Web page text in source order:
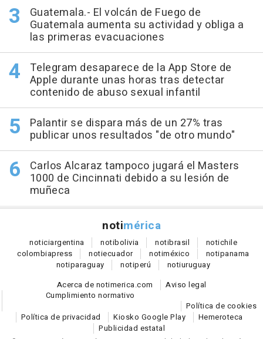
Guatemala.- El volcán de Fuego de
Guatemala aumenta su actividad y obliga a
las primeras evacuaciones
Telegram desaparece de la App Store de
Apple durante unas horas tras detectar
contenido de abuso sexual infantil
Palantir se dispara más de un 27% tras
publicar unos resultados "de otro mundo"
Carlos Alcaraz tampoco jugará el Masters
1000 de Cincinnati debido a su lesión de
muñeca
notimérica
noticiargentina notibolivia notibrasil notichile
colombiapress notiecuador notiméxico notipanama
notiparaguay notiperú notiuruguay
Acerca de notimerica.com
Aviso legal
Cumplimiento normativo
Política de cookies
Política de privacidad
Kiosko Google Play
Hemeroteca
Publicidad estatal